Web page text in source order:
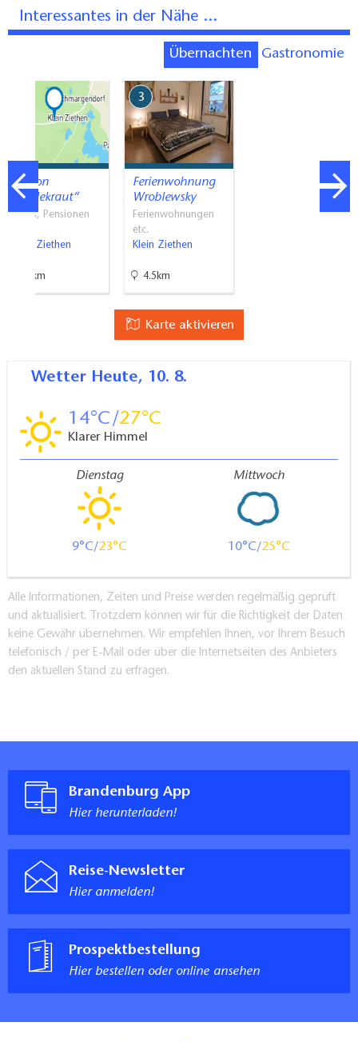
Interessantes in der Nähe ...
Übernachten Gastronomie
Pension
”Heidekraut“
Hotels, Pensionen
Groß-Ziethen
1.4km
3
Ferienwohnung
Wroblewsky
Ferienwohnungen
etc.
Klein Ziethen
4.5km
Karte aktivieren
Wetter Heute, 10. 8.
14 27
Klarer Himmel
Dienstag
9 23
Mittwoch
10 25
Alle Informationen, Zeiten und Preise werden regelmäßig geprüft
und aktualisiert. Trotzdem können wir für die Richtigkeit der Daten
keine Gewähr übernehmen. Wir empfehlen Ihnen, vor Ihrem Besuch
telefonisch / per E-Mail oder über die Internetseiten des Anbieters
den aktuellen Stand zu erfragen.
Brandenburg App
Hier herunterladen!
Reise-Newsletter
Hier anmelden!
Prospektbestellung
Hier bestellen oder online ansehen